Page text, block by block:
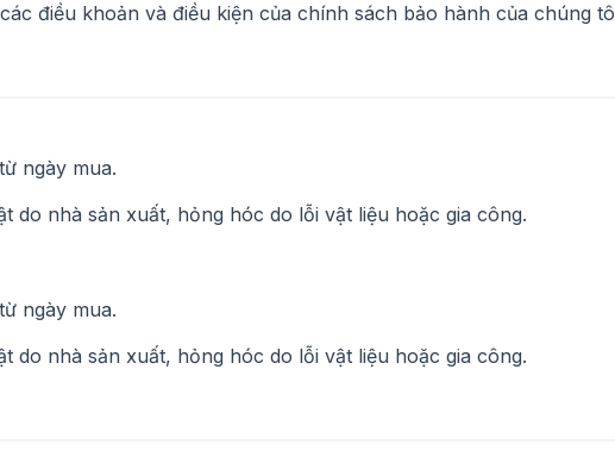
điều khoản và điều kiện của chính sách bảo hành của chúng
ngày mua.
do nhà sản xuất, hỏng hóc do lỗi vật liệu hoặc gia công.
ngày mua.
do nhà sản xuất, hỏng hóc do lỗi vật liệu hoặc gia công.